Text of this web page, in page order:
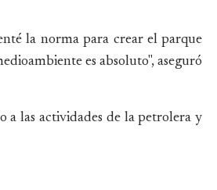
la norma para crear el parque
es absoluto", aseguró
a las actividades de la petrolera y